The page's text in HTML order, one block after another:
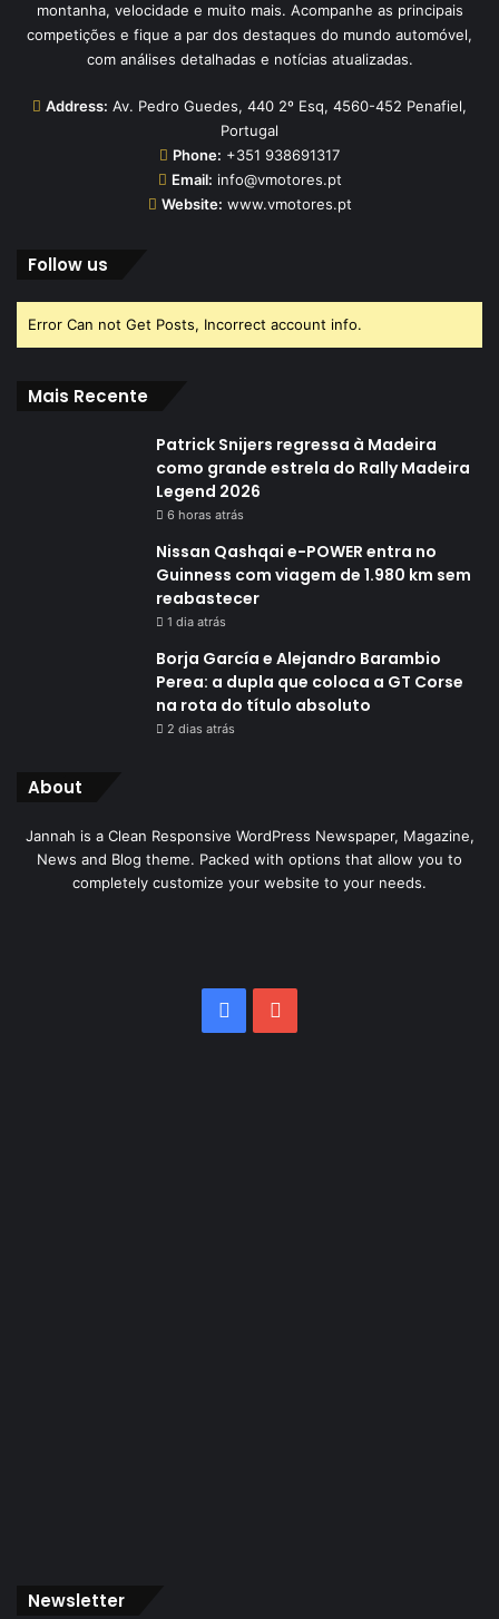
montanha, velocidade e muito mais. Acompanhe as principais
competições e fique a par dos destaques do mundo automóvel,
com análises detalhadas e notícias atualizadas.
Address: Av. Pedro Guedes, 440 2º Esq, 4560-452 Penafiel,
Portugal
Phone: +351 938691317
Email: info@vmotores.pt
Website: www.vmotores.pt
Follow us
Error Can not Get Posts, Incorrect account info.
Mais Recente
Patrick Snijers regressa à Madeira
como grande estrela do Rally Madeira
Legend 2026
6 horas atrás
Nissan Qashqai e-POWER entra no
Guinness com viagem de 1.980 km sem
reabastecer
1 dia atrás
Borja García e Alejandro Barambio
Perea: a dupla que coloca a GT Corse
na rota do título absoluto
2 dias atrás
About
Jannah is a Clean Responsive WordPress Newspaper, Magazine,
News and Blog theme. Packed with options that allow you to
completely customize your website to your needs.
Facebook
Newsletter